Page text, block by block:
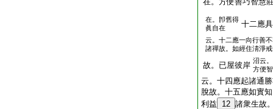
在。卽舊得
眞自在
十二應
云。十二應一向行善
諸禪故。如經住淸淨
故。已屋彼岸 沼云
方便
云。十四應起諸通
脫故。十五應如實
利益
12 諸衆生故